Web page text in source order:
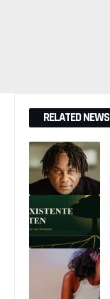
RELATED NEWS